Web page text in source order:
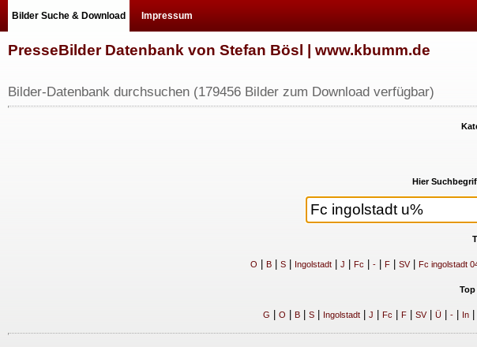
Bilder Suche & Download Impressum
PresseBilder Datenbank von Stefan Bösl | www.kbumm.de
Bilder-Datenbank durchsuchen (179456 Bilder zum Download verfügbar)
Hier
O B| S| Ingolstadt| J Fc -| F| SV| Fc ingolstadt
G O B| S| Ingolstadt| J Fc F| SV| Ü| -| In|